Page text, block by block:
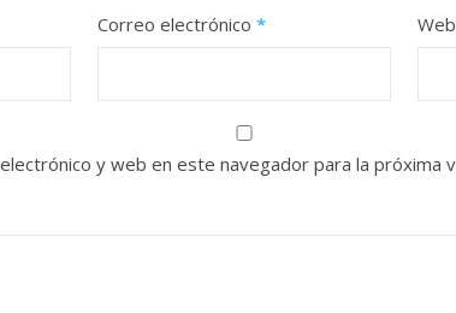
Correo electrónico * Web
y web en este navegador para la próxima